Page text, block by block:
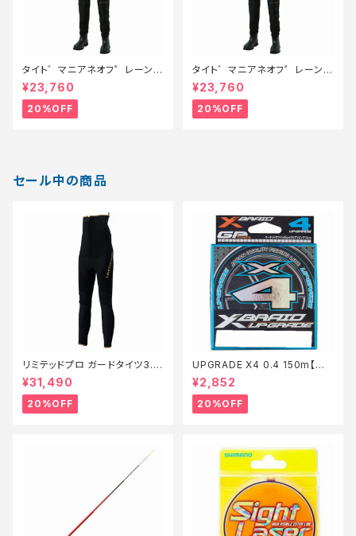
タイト゛マニアネオフ゜レーンウ
ェタ゛ー フ゛ラック M【特価装
備】【20】
¥23,760
20%OFF
タイト゛マニアネオフ゜レーンウ
ェタ゛ー フ゛ラック L【特価装
備】【20】
¥23,760
20%OFF
セール中の商品
リミテッドプロ ガードタイツ3.0
FI−540X 黒 LB【特価装備】【2
0】
¥31,490
20%OFF
UPGRADE X4 0.4 150m【特
価仕掛】【20】
¥2,852
20%OFF